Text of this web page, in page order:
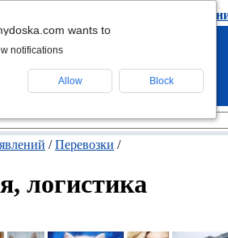
удалить
/Перевозки /
логистика
wants to
notifications
Allow Block